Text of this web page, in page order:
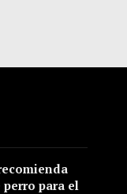
perro para el